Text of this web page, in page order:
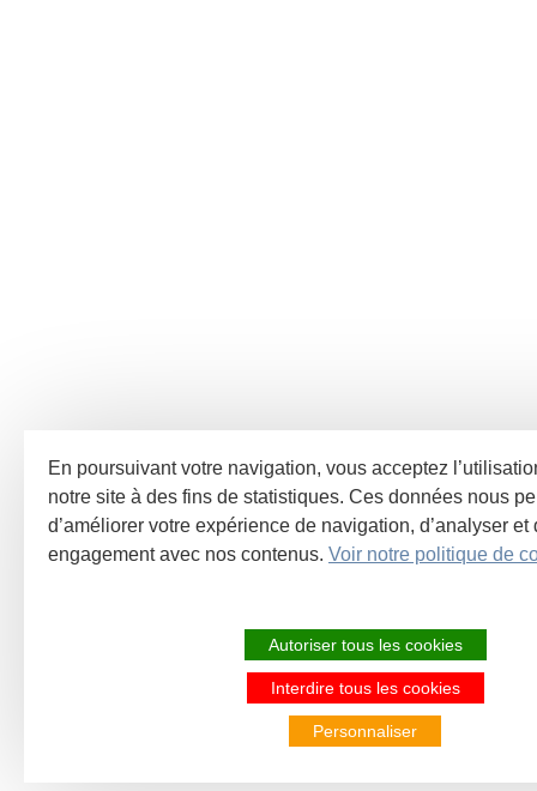
En poursuivant votre navigation, vous acceptez
notre site à des fins de statistiques. Ces données nous
d’améliorer votre expérience de navigation, d’analyser et
engagement avec nos contenus. Voir notre politique de
Autoriser tous les cookies
Interdire tous les cookies
Personnaliser